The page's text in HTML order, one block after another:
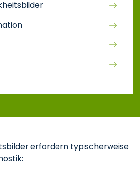
erfordern typischerweise